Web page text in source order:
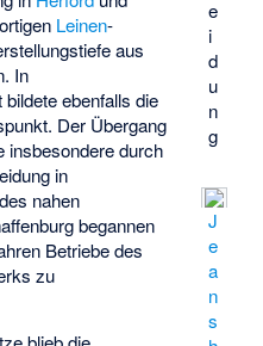
e
i
d
u
n
g
J
e
a
n
s
Leinen-
aus
In
ebenfalls die
Der Übergang
insbesondere durch
in
nahen
begannen
Betriebe des
zu